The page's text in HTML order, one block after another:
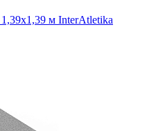
м InterAtletika